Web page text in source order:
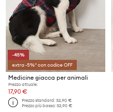
-45%
extra -5%* con codice OFF
Medicine giacca per animali
Prezzo attuale:
17,90 €
Prezzo standard:32,90 €
Prezzo più basso:32,90 €